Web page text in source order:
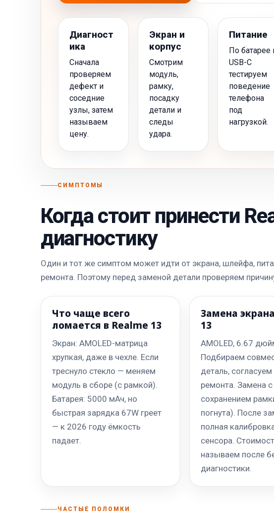
Диагност
ика
Сначала
проверяем
дефект и
соседние
узлы, затем
называем
цену.
Экран и
корпус
Смотрим
модуль,
рамку,
посадку
детали и
следы
удара.
Питание
По батарее
USB-C
тестируем
поведение
телефона
под
нагрузкой.
СИМПТОМЫ
Когда стоит принести
диагностику
Один и тот же симптом может идти от экрана, шлейфа,
ремонта. Поэтому перед заменой детали проверяем
Что чаще всего
ломается в Realme 13
Экран: AMOLED-матрица
хрупкая, даже в чехле. Если
треснуло стекло — меняем
модуль в сборе (с рамкой).
Батарея: 5000 мАч, но
быстрая зарядка 67W греет
— к 2026 году ёмкость
падает.
Замена
13
AMOLED, 6.67
Подбираем
деталь,
ремонта. Замена с
сохранением
погнута). После
полная
сенсора.
называем после
диагностики.
ЧАСТЫЕ ПОЛОМКИ